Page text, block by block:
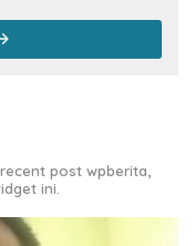
post wpberita,
ini.